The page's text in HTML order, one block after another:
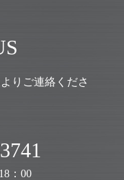
りご連絡くださ
：00